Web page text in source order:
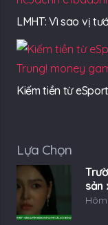
LMHT: Vì sao vị
Kiếm tiền từ
Lựa Chọn
sản